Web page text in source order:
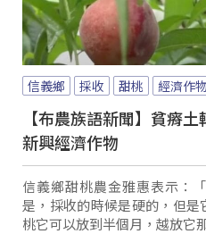
信義鄉 採收 甜桃 經濟作
【布農族語新聞】貧瘠
新興經濟作物
信義鄉甜桃農金雅惠表示：
是，採收的時候是硬的，但
桃它可以放到半個月，越放它